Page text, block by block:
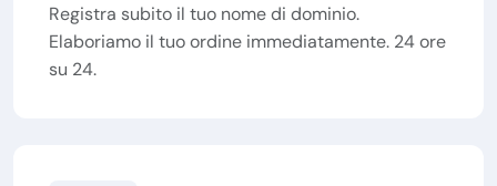
Registra subito il tuo nome di dominio.
Elaboriamo il tuo ordine immediatamente. 24 ore
su 24.